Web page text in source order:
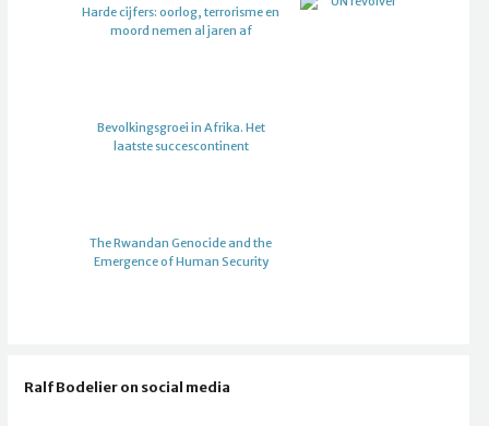
Harde cijfers: oorlog, terrorisme en
moord nemen al jaren af
Bevolkingsgroei in Afrika. Het
laatste succescontinent
The Rwandan Genocide and the
Emergence of Human Security
Ralf Bodelier on social media